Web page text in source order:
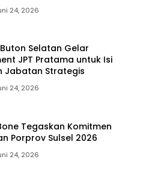
24, 2026
Selatan Gelar
JPT Pratama untuk Isi
Jabatan Strategis
24, 2026
Tegaskan Komitmen
Porprov Sulsel 2026
24, 2026